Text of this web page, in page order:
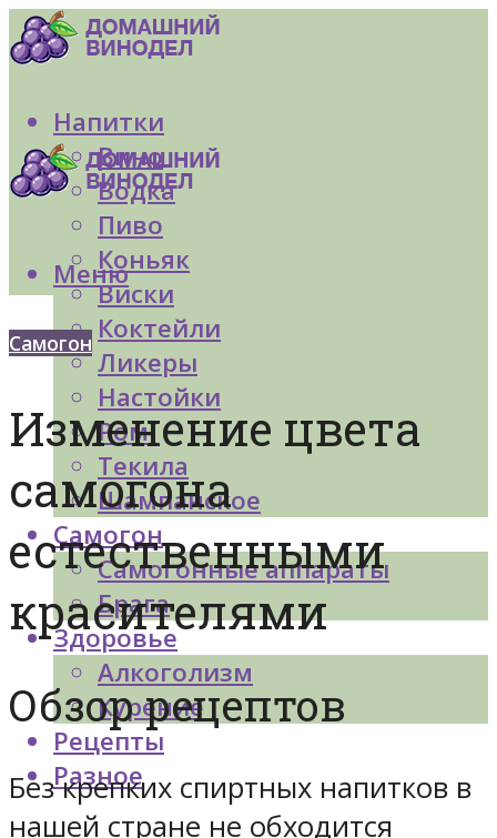
Напитки
Вино
Водка
Пиво
Коньяк
Виски
Коктейли
Ликеры
Настойки
Ром
Текила
Шампанское
Самогон
Самогонные аппараты
Брага
Здоровье
Алкоголизм
Курение
Рецепты
Разное
Меню
Самогон
Изменение цвета
самогона
естественными
красителями
Обзор рецептов
Без крепких спиртных напитков в
нашей стране не обходится